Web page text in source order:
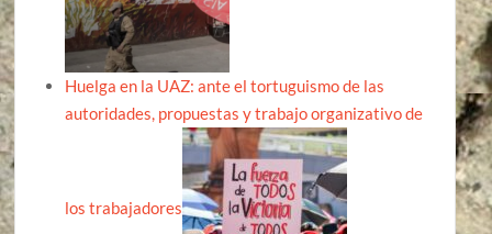
Huelga en la UAZ: ante el tortuguismo de las
autoridades, propuestas y trabajo organizativo de
los trabajadores